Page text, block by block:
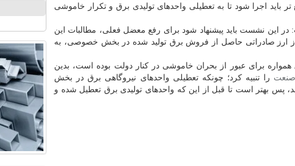
اجرا شود تا به تعطیلی واحدهای تولیدی برق و تكرار خاموشی
این نشست باید پیشنهاد شود برای رفع معضل فعلی، مطالبات این
وزارت نیرو با وام ارزی این بخش تهاتر شود و یا 30 درصد از ارز صادراتی حاصل از فروش برق تولید شده در بخش خصوصی، به
برای عبور از بحران خاموشی در كنار دولت بوده است، بدین
صنعت را تنبیه كرد؛ چونكه تعطیلی واحدهای نیروگاهی برق در بخش
پس بهتر است تا قبل از این كه واحدهای تولیدی برق تعطیل شده و